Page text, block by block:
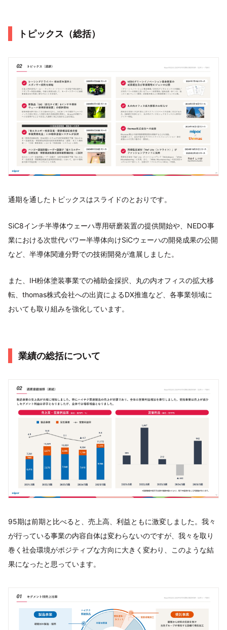
トピックス（総括）
通期を通したトピックスはスライドのとおりです。
SiC8インチ半導体ウェーハ専用研磨装置の提供開始や、NEDO事
業における次世代パワー半導体向けSiCウェーハの開発成果の公開
など、半導体関連分野での技術開発が進展しました。
また、IH粉体塗装事業での補助金採択、丸の内オフィスの拡大移
転、thomas株式会社への出資によるDX推進など、各事業領域に
おいても取り組みを強化しています。
業績の総括について
95期は前期と比べると、売上高、利益ともに激変しました。我々
が行っている事業の内容自体は変わらないのですが、我々を取り
巻く社会環境がポジティブな方向に大きく変わり、このような結
果になったと思っています。